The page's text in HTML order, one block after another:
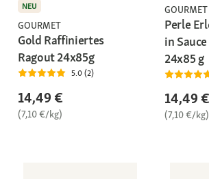
NEU
GOURMET
Gold Raffiniertes
Ragout 24x85g
5.0 (2)
14,49 €
(7,10 €/kg)
GOURMET
Perle
in
24x85 g
14,49 €
(7,10 €/kg)